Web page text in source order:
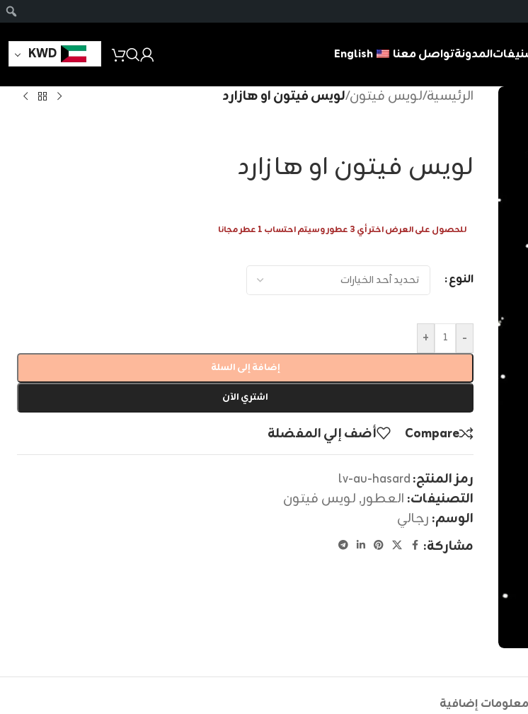
المدونةتواصل معنا English
KWD
الرئيسية/لويس فيتون/لويس فيتون او هازارد
لويس فيتون او هازارد
للحصول على العرض اختر أي 3 عطور وسيتم احتساب 1 عطر مجانا
النوع
-
+
إضافة إلى السلة
اشتري الآن
Compare أضف إلي المفضلة
رمز المنتج:lv-au-hasard
التصنيفات: العطور, لويس فيتون
الوسم: رجالي
مشاركة:
معلومات إضافية